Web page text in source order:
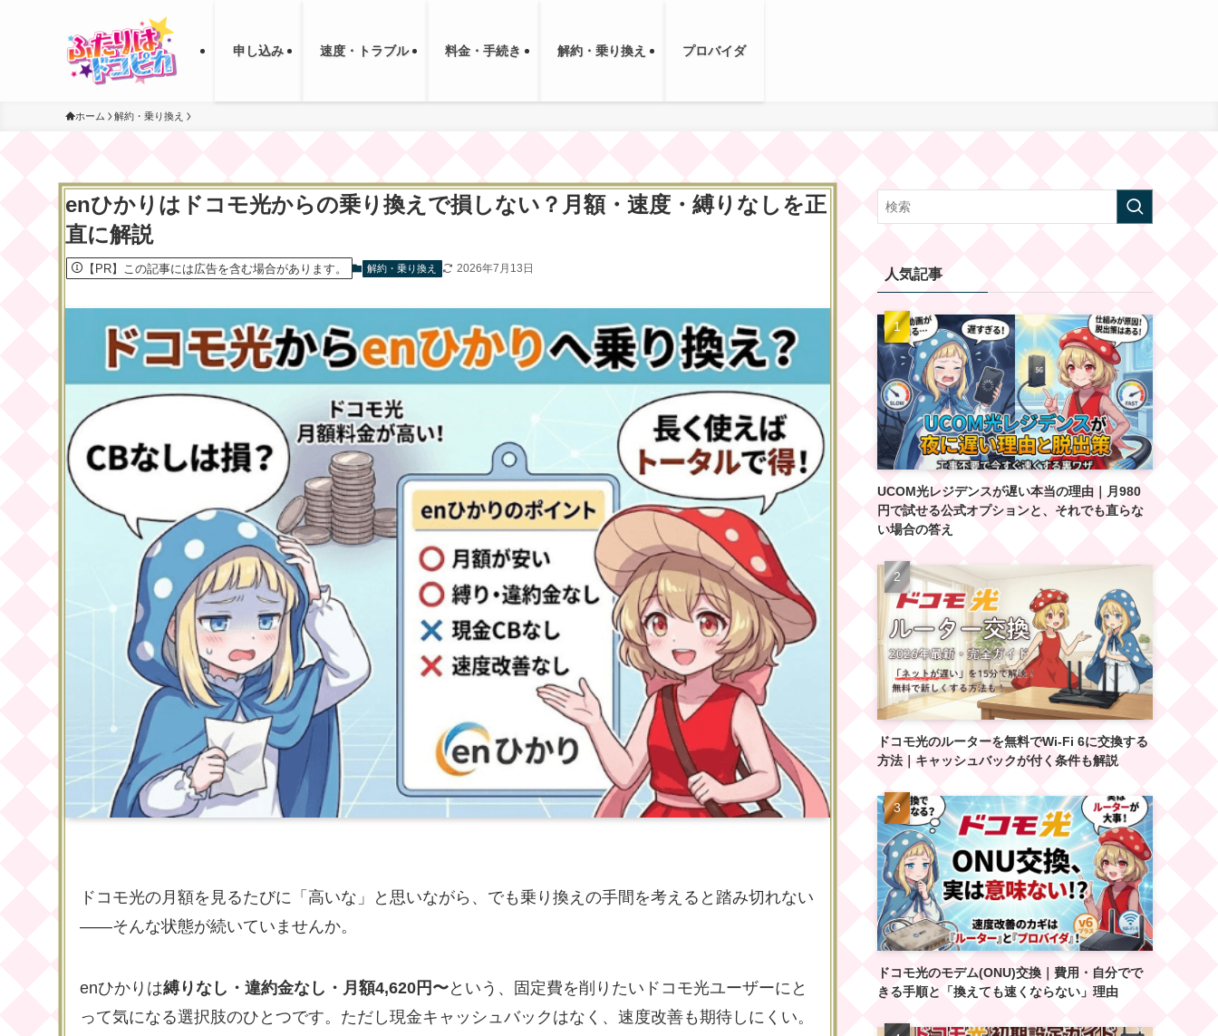
申し込み 速度・トラブル 料金・手続き 解約・乗り換え プロバイダ
ホーム 解約・乗り換え
enひかりはドコモ光からの乗り換えで損しない？月額・速度・縛りなしを正
直に解説
【PR】この記事には広告を含む場合があります。 解約・乗り換え 2026年7月13日
ドコモ光の月額を見るたびに「高いな」と思いながら、でも乗り換えの手間を考えると踏み切れない
——そんな状態が続いていませんか。
enひかりは縛りなし・違約金なし・月額4,620円〜という、固定費を削りたいドコモ光ユーザーにと
って気になる選択肢のひとつです。ただし現金キャッシュバックはなく、速度改善も期待しにくい。
人気記事
UCOM光レジデンスが遅い本当の理由｜月980
円で試せる公式オプションと、それでも直らな
い場合の答え
ドコモ光のルーターを無料でWi-Fi 6に交換する
方法｜キャッシュバックが付く条件も解説
ドコモ光のモデム(ONU)交換｜費用・自分でで
きる手順と「換えても速くならない」理由